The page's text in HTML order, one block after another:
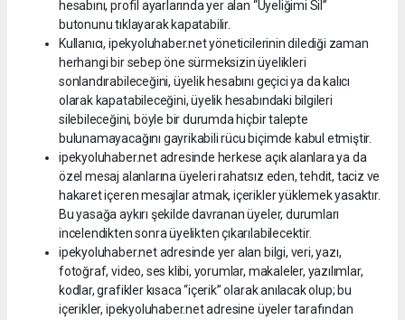
hesabını, profil ayarlarında yer alan “Üyeliğimi Sil”
butonunu tıklayarak kapatabilir.
Kullanıcı, ipekyoluhaber.net yöneticilerinin dilediği zaman
herhangi bir sebep öne sürmeksizin üyelikleri
sonlandırabileceğini, üyelik hesabını geçici ya da kalıcı
olarak kapatabileceğini, üyelik hesabındaki bilgileri
silebileceğini, böyle bir durumda hiçbir talepte
bulunamayacağını gayrikabili rücu biçimde kabul etmiştir.
ipekyoluhaber.net adresinde herkese açık alanlara ya da
özel mesaj alanlarına üyeleri rahatsız eden, tehdit, taciz ve
hakaret içeren mesajlar atmak, içerikler yüklemek yasaktır.
Bu yasağa aykırı şekilde davranan üyeler, durumları
incelendikten sonra üyelikten çıkarılabilecektir.
ipekyoluhaber.net adresinde yer alan bilgi, veri, yazı,
fotoğraf, video, ses klibi, yorumlar, makaleler, yazılımlar,
kodlar, grafikler kısaca “içerik” olarak anılacak olup; bu
içerikler, ipekyoluhaber.net adresine üyeler tarafından